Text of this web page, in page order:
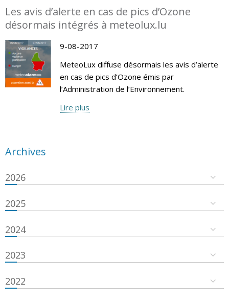
Les avis d’alerte en cas de pics d’Ozone
désormais intégrés à meteolux.lu
9-08-2017
MeteoLux diffuse désormais les avis d’alerte
en cas de pics d’Ozone émis par
l’Administration de l’Environnement.
Lire plus
Archives
2026
2025
2024
2023
2022